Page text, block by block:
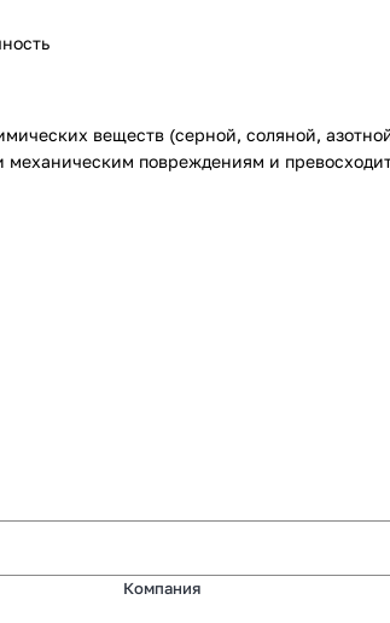
веществ (серной, соляной,
повреждениям и
Компания